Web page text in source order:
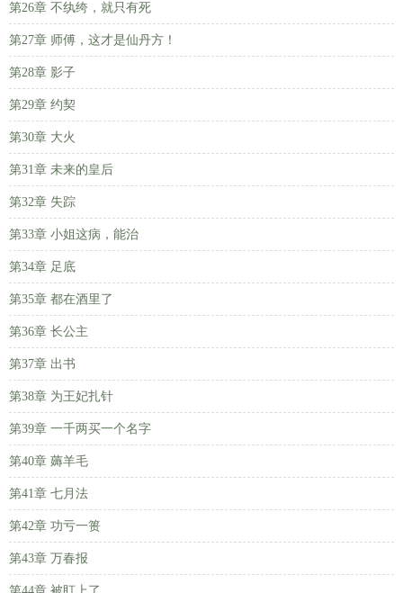
第26章 不纨绔，就只有死
第27章 师傅，这才是仙丹方！
第28章 影子
第29章 约契
第30章 大火
第31章 未来的皇后
第32章 失踪
第33章 小姐这病，能治
第34章 足底
第35章 都在酒里了
第36章 长公主
第37章 出书
第38章 为王妃扎针
第39章 一千两买一个名字
第40章 薅羊毛
第41章 七月法
第42章 功亏一篑
第43章 万春报